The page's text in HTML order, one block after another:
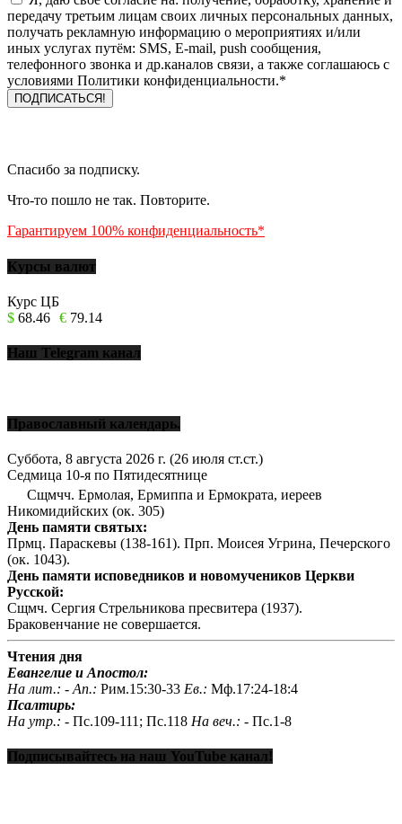
передачу третьим лицам своих личных персональных данных,
получать рекламную информацию о мероприятиях и/или
иных услугах путём: SMS, E-mail, push сообщения,
телефонного звонка и др.каналов связи, а также соглашаюсь с
условиями Политики конфиденциальности.*
Спасибо за подписку.
Что-то пошло не так. Повторите.
Гарантируем 100% конфиденциальность*
Курсы валют
Курс ЦБ
$ 68.46 € 79.14
Наш Telegram канал
Православный календарь.
Суббота, 8 августа 2026 г. (26 июля ст.ст.)
Седмица 10-я по Пятидесятнице
Сщмчч. Ермолая, Ермиппа и Ермократа, иереев
Никомидийских (ок. 305)
День памяти святых:
Прмц. Параскевы (138-161). Прп. Моисея Угрина, Печерского
(ок. 1043).
День памяти исповедников и новомучеников Церкви
Русской:
Сщмч. Сергия Стрельникова пресвитера (1937).
Браковенчание не совершается.
Чтения дня
Евангелие и Апостол:
На лит.: - Ап.: Рим.15:30-33 Ев.: Мф.17:24-18:4
Псалтирь:
На утр.: - Пс.109-111; Пс.118 На веч.: - Пс.1-8
Подписывайтесь на наш YouTube канал!